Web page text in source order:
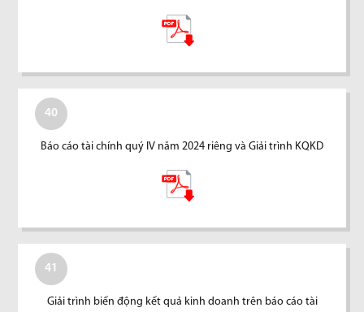
40
Báo cáo tài chính quý IV năm 2024 riêng và Giải trình KQKD
41
Giải trình biến động kết quả kinh doanh trên báo cáo tài